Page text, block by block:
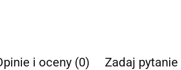
i oceny (0) Zadaj pytanie